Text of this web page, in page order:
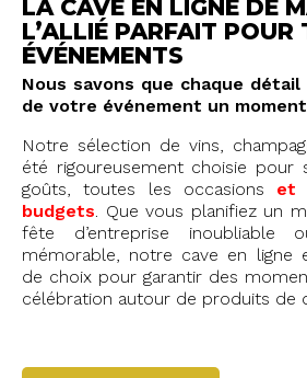
LA CAVE EN LIGNE DE
L’ALLIÉ PARFAIT POUR
ÉVÉNEMENTS
Nous savons que chaque
de votre événement un
Notre sélection de vins,
été rigoureusement choisie pour
goûts, toutes les occasions et
budgets . Que vous planifiez un
fête d’entreprise inoubliable
mémorable, notre cave en ligne
de choix pour garantir des
célébration autour de produits de